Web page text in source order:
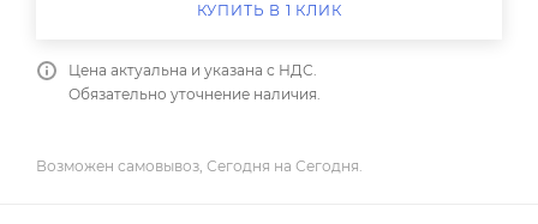
КУПИТЬ В 1 КЛИК
Цена актуальна и указана с НДС.
Обязательно уточнение наличия.
Возможен самовывоз, Сегодня на Сегодня.